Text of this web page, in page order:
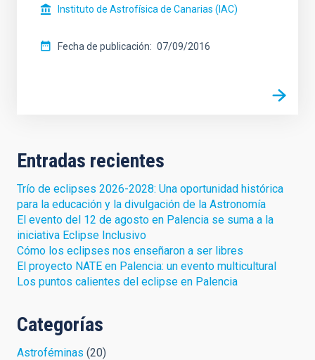
Instituto de Astrofísica de Canarias (IAC)
Fecha de publicación 07/09/2016
Entradas recientes
Trío de eclipses 2026-2028: Una oportunidad histórica
para la educación y la divulgación de la Astronomía
El evento del 12 de agosto en Palencia se suma a la
iniciativa Eclipse Inclusivo
Cómo los eclipses nos enseñaron a ser libres
El proyecto NATE en Palencia: un evento multicultural
Los puntos calientes del eclipse en Palencia
Categorías
Astroféminas (20)